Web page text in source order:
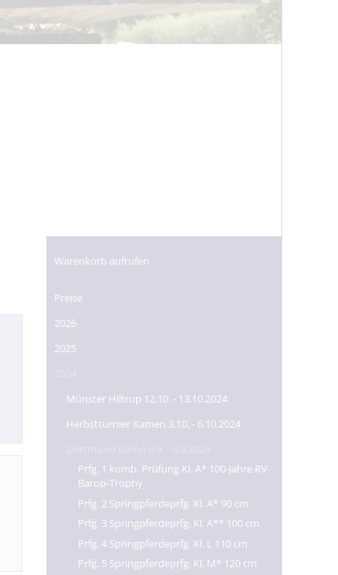
Warenkorb aufrufen
Preise
2026
2025
Münster Hiltrup 12.10. - 13.10.2024
Herbstturnier Kamen 3.10. - 6.10.2024
Prfg. 1 komb. Prüfung Kl. A* 100-Jahre RV-
Barop-Trophy
Prfg. 2 Springpferdeprfg. Kl. A* 90 cm
Prfg. 3 Springpferdeprfg. Kl. A** 100 cm
Prfg. 4 Springpferdeprfg. Kl. L 110 cm
Prfg. 5 Springpferdeprfg. Kl. M* 120 cm